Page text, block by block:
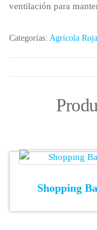
ventilación para
Categorías: Agrícola Roja
Shopping